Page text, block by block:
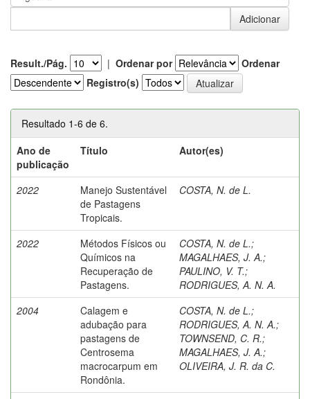
Result./Pág. | Ordenar por
Ordenar
Registro(s)
Resultado 1-6 de 6.
Ano de
publicação
Título Autor(es)
2022
Manejo Sustentável
de Pastagens
Tropicais.
COSTA, N. de L.
2022
Métodos Físicos ou
Químicos na
Recuperação de
Pastagens.
COSTA, N. de L.;
MAGALHAES, J. A.;
PAULINO, V. T.;
RODRIGUES, A. N. A.
2004
Calagem e
adubação para
pastagens de
Centrosema
macrocarpum em
Rondônia.
COSTA, N. de L.;
RODRIGUES, A. N. A.;
TOWNSEND, C. R.;
MAGALHAES, J. A.;
OLIVEIRA, J. R. da C.